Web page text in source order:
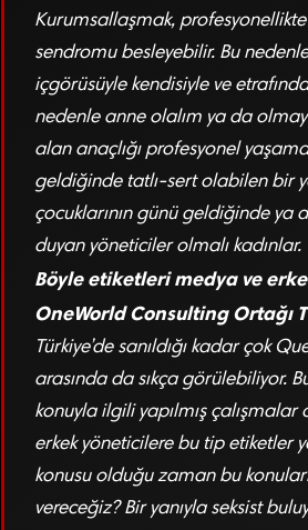
Kurumsallaşmak,
sendromu besleyebilir. Bu
içgörüsüyle kendisiyle ve
nedenle anne olalım ya da
alan anaçlığı profesyonel
geldiğinde tatlı-sert olabilen bir
çocuklarının günü geldiğinde ya
duyan yöneticiler olmalı kadınlar.
Böyle etiketleri medya ve
OneWorld Consulting Ortağı
Türkiye’de sanıldığı kadar çok
arasında da sıkça görülebiliyor.
konuyla ilgili yapılmış
erkek yöneticilere bu tip etiketler
konusu olduğu zaman bu
vereceğiz? Bir yanıyla seksist